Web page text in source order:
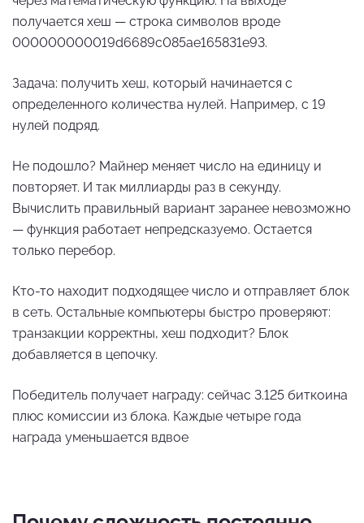
получается хеш — строка символов вроде
000000000019d6689c085ae165831e93.
Задача: получить хеш, который начинается с
определенного количества нулей. Например, с 19
нулей подряд.
Не подошло? Майнер меняет число на единицу и
повторяет. И так миллиарды раз в секунду.
Вычислить правильный вариант заранее невозможно
— функция работает непредсказуемо. Остается
только перебор.
Кто-то находит подходящее число и отправляет блок
в сеть. Остальные компьютеры быстро проверяют:
транзакции корректны, хеш подходит? Блок
добавляется в цепочку.
Победитель получает награду: сейчас 3.125 биткоина
плюс комиссии из блока. Каждые четыре года
награда уменьшается вдвое